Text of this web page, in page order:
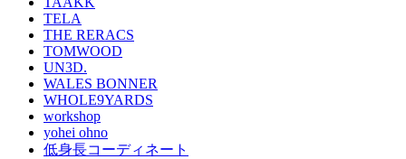
TELA
THE RERACS
TOMWOOD
UN3D.
WALES BONNER
WHOLE9YARDS
workshop
yohei ohno
低身長コーディネート